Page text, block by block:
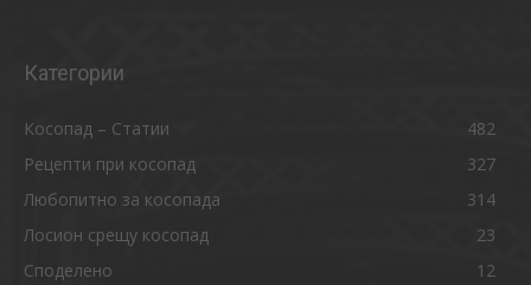
Категории
Косопад – Статии
482
Рецепти при косопад
327
Любопитно за косопада
314
Лосион срещу косопад
23
Споделено
12